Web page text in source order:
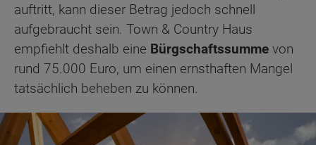
auftritt, kann dieser Betrag jedoch schnell
aufgebraucht sein. Town & Country Haus
empfiehlt deshalb eine Bürgschaftssumme von
rund 75.000 Euro, um einen ernsthaften Mangel
tatsächlich beheben zu können.